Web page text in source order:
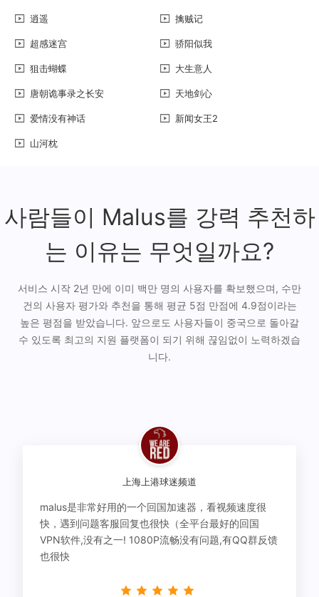
逍遥 擒贼记
超感迷宫 骄阳似我
狙击蝴蝶 大生意人
唐朝诡事录之长安 天地剑心
爱情没有神话 新闻女王2
山河枕
사람들이 Malus를 강력 추천하
는 이유는 무엇일까요?
서비스 시작 2년 만에 이미 백만 명의 사용자를 확보했으며, 수만
건의 사용자 평가와 추천을 통해 평균 5점 만점에 4.9점이라는
높은 평점을 받았습니다. 앞으로도 사용자들이 중국으로 돌아갈
수 있도록 최고의 지원 플랫폼이 되기 위해 끊임없이 노력하겠습
니다.
上海上港球迷频道
malus是非常好用的一个回国加速器，看视频速度很
快，遇到问题客服回复也很快（全平台最好的回国
VPN软件,没有之一! 1080P流畅没有问题,有QQ群反馈
也很快